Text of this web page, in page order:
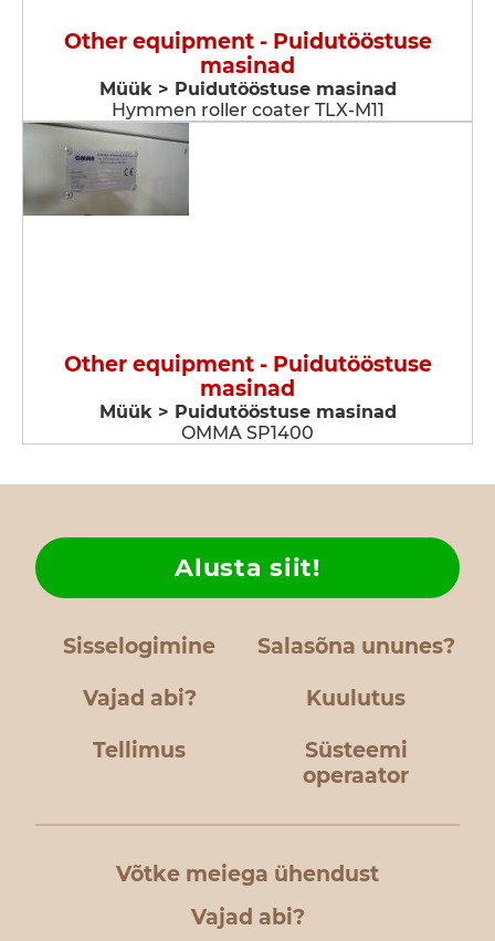
Other equipment - Puidutööstuse
masinad
Müük > Puidutööstuse masinad
Hymmen roller coater TLX-M11
Other equipment - Puidutööstuse
masinad
Müük > Puidutööstuse masinad
OMMA SP1400
Sisselogimine Salasõna ununes?
Vajad abi?
Alusta siit!
Kuulutus
Tellimus
Süsteemi
operaator
Võtke meiega ühendust
Vajad abi?